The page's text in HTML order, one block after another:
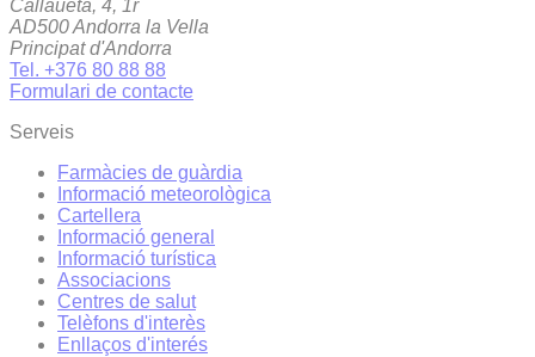
Callaueta, 4, 1r
AD500 Andorra la Vella
Principat d'Andorra
Tel. +376 80 88 88
Formulari de contacte
Serveis
Farmàcies de guàrdia
Informació meteorològica
Cartellera
Informació general
Informació turística
Associacions
Centres de salut
Telèfons d'interès
Enllaços d'interés